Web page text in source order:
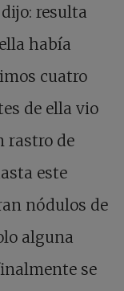
resulta
había
cuatro
de ella vio
rastro de
este
nódulos de
alguna
se